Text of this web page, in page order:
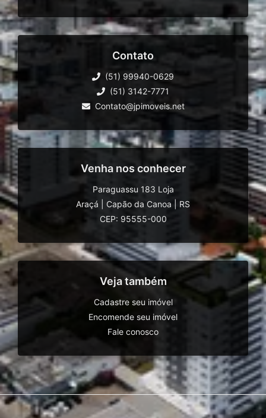
Contato
(51) 99940-0629
(51) 3142-7771
Contato@jpimoveis.net
Venha nos conhecer
Paraguassu 183 Loja
Araçá
Capão da Canoa
RS
CEP: 95555-000
Veja também
Cadastre seu imóvel
Encomende seu imóvel
Fale conosco